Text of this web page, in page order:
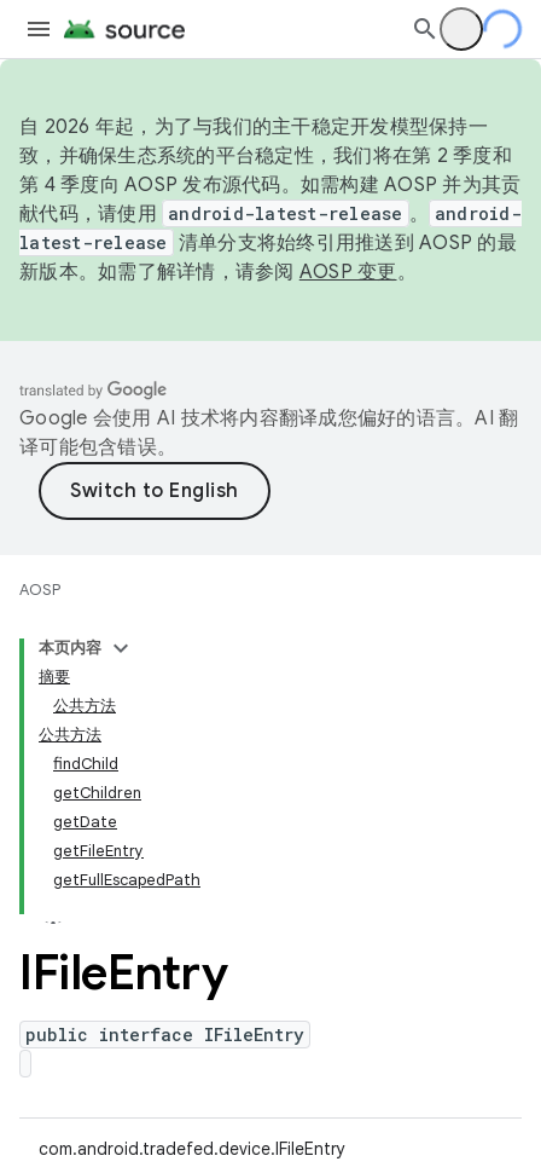
自 2026 年起，为了与我们的主干稳定开发模型保持一
致，并确保生态系统的平台稳定性，我们将在第 2 季度和
第 4 季度向 AOSP 发布源代码。如需构建 AOSP 并为其贡
献代码，请使用 android-latest-release 。
android-
latest-release 清单分支将始终引用推送到 AOSP 的最
新版本。如需了解详情，请参阅 AOSP 变更。
Google 会使用 AI 技术将内容翻译成您偏好的语言。AI 翻
译可能包含错误。
AOSP
本页内容
摘要
公共方法
公共方法
findChild
getChildren
getDate
getFileEntry
getFullEscapedPath
IFileEntry
public interface IFileEntry
com.android.tradefed.device.IFileEntry